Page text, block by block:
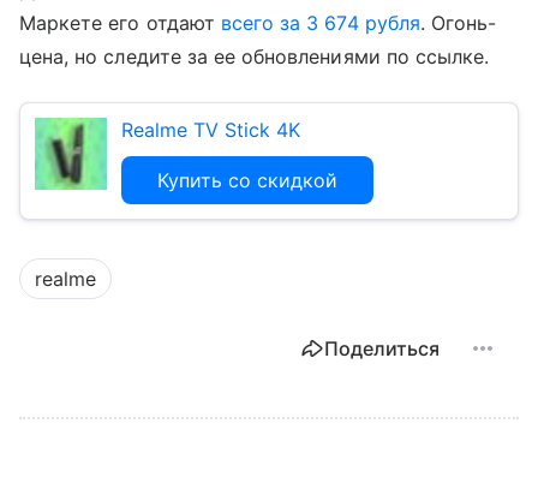
Маркете его отдают всего за 3 674 рубля. Огонь-
цена, но следите за ее обновлениями по ссылке.
Realme TV Stick 4K
Купить со скидкой
realme
Поделиться